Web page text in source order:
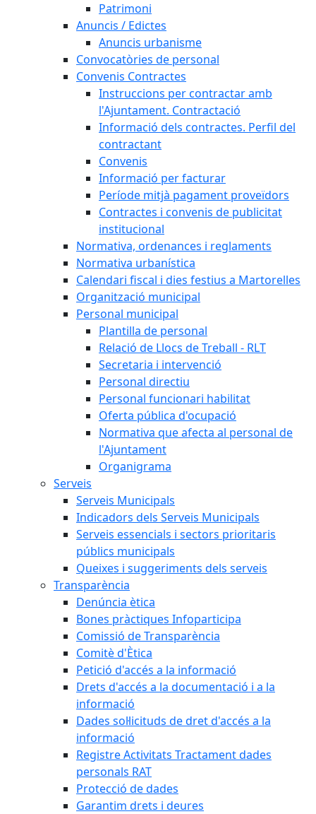
Patrimoni
Anuncis / Edictes
Anuncis urbanisme
Convocatòries de personal
Convenis Contractes
Instruccions per contractar amb
l'Ajuntament. Contractació
Informació dels contractes. Perfil del
contractant
Convenis
Informació per facturar
Període mitjà pagament proveïdors
Contractes i convenis de publicitat
institucional
Normativa, ordenances i reglaments
Normativa urbanística
Calendari fiscal i dies festius a Martorelles
Organització municipal
Personal municipal
Plantilla de personal
Relació de Llocs de Treball - RLT
Secretaria i intervenció
Personal directiu
Personal funcionari habilitat
Oferta pública d'ocupació
Normativa que afecta al personal de
l'Ajuntament
Organigrama
Serveis
Serveis Municipals
Indicadors dels Serveis Municipals
Serveis essencials i sectors prioritaris
públics municipals
Queixes i suggeriments dels serveis
Transparència
Denúncia ètica
Bones pràctiques Infoparticipa
Comissió de Transparència
Comitè d'Ètica
Petició d'accés a la informació
Drets d'accés a la documentació i a la
informació
Dades sol·licituds de dret d'accés a la
informació
Registre Activitats Tractament dades
personals RAT
Protecció de dades
Garantim drets i deures